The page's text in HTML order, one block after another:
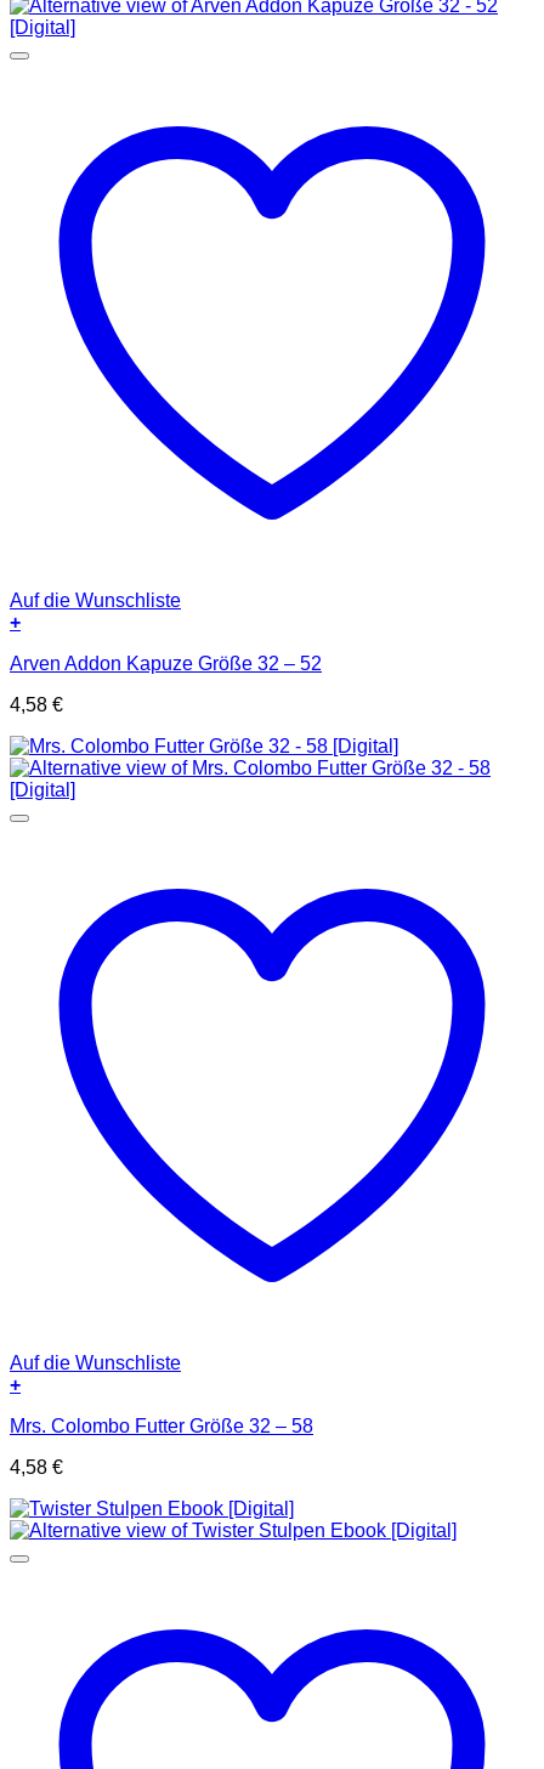
Auf die Wunschliste
+
Arven Addon Kapuze Größe 32 – 52
4,58 €
Auf die Wunschliste
+
Mrs. Colombo Futter Größe 32 – 58
4,58 €